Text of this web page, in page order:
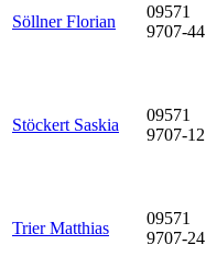
Söllner Florian
09571
9707-44
Stöckert Saskia
09571
9707-12
Trier Matthias
09571
9707-24